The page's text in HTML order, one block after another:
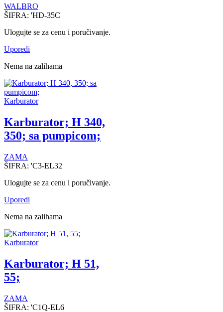
WALBRO
ŠIFRA: 'HD-35C
Ulogujte se za cenu i poručivanje.
Uporedi
Nema na zalihama
Karburator
Karburator; H 340,
350; sa pumpicom;
ZAMA
ŠIFRA: 'C3-EL32
Ulogujte se za cenu i poručivanje.
Uporedi
Nema na zalihama
Karburator
Karburator; H 51,
55;
ZAMA
ŠIFRA: 'C1Q-EL6